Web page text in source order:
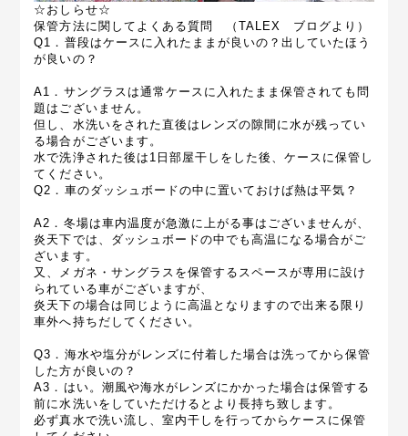
☆おしらせ☆
保管方法に関してよくある質問 （TALEX ブログより）
Q1．普段はケースに入れたままが良いの？出していたほう
が良いの？
A1．サングラスは通常ケースに入れたまま保管されても問
題はございません。
但し、水洗いをされた直後はレンズの隙間に水が残ってい
る場合がございます。
水で洗浄された後は1日部屋干しをした後、ケースに保管し
てください。
Q2．車のダッシュボードの中に置いておけば熱は平気？
A2．冬場は車内温度が急激に上がる事はございませんが、
炎天下では、ダッシュボードの中でも高温になる場合がご
ざいます。
又、メガネ・サングラスを保管するスペースが専用に設け
られている車がございますが、
炎天下の場合は同じように高温となりますので出来る限り
車外へ持ちだしてください。
Q3．海水や塩分がレンズに付着した場合は洗ってから保管
した方が良いの？
A3．はい。潮風や海水がレンズにかかった場合は保管する
前に水洗いをしていただけるとより長持ち致します。
必ず真水で洗い流し、室内干しを行ってからケースに保管